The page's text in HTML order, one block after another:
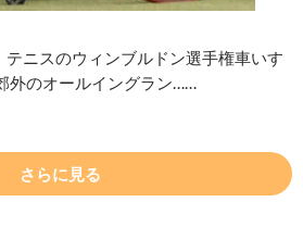
テニスのウィンブルドン選手権車いす
外のオールイングラン……
さらに見る